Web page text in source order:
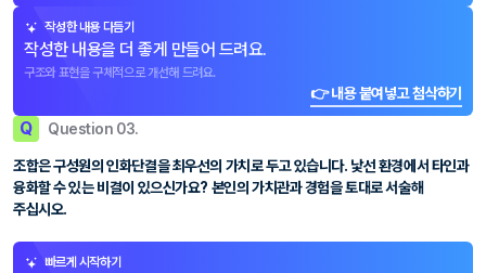
작성한 내용 다듬기
작성한 내용을 더 좋게 만들어 드려요.
구조와 표현을 구체적으로 개선해 드려요.
👉 내용 붙여넣고 첨삭하기
Q Question 03.
조합은 구성원의 인화단결을 최우선의 가치로 두고 있습니다. 낯선 환경에서 타인과
융화할 수 있는 비결이 있으신가요? 본인의 가치관과 경험을 토대로 서술해
주십시오.
빠르게 시작하기